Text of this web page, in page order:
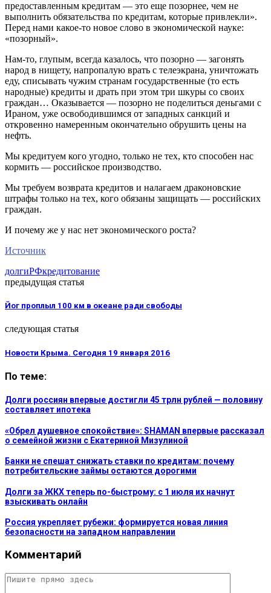
предоставленным кредитам — это еще позорнее, чем не
выполнить обязательства по кредитам, которые привлекли».
Перед нами какое-то новое слово в экономической науке:
«позорный».
Нам-то, глупым, всегда казалось, что позорно — загонять
народ в нищету, напропалую врать с телеэкрана, уничтожать
еду, списывать чужим странам государственные (то есть
народные) кредиты и драть при этом три шкуры со своих
граждан… Оказывается — позорно не поделиться деньгами с
Ираном, уже освободившимся от западных санкций и
откровенно намеренным окончательно обрушить цены на
нефть.
Мы кредитуем кого угодно, только не тех, кто способен нас
кормить — российское производство.
Мы требуем возврата кредитов и налагаем драконовские
штрафы только на тех, кого обязаны защищать — российских
граждан.
И почему же у нас нет экономического роста?
Источник
долгиРФкредитование
предыдущая статья
Йог проплыл 100 км в океане ради свободы
следующая статья
Новости Крыма. Сегодня 19 января 2016
По теме:
Долги россиян впервые достигли 45 трлн рублей — половину
составляет ипотека
«Обрел душевное спокойствие»: SHAMAN впервые рассказал
о семейной жизни с Екатериной Мизулиной
Банки не спешат снижать ставки по кредитам: почему
потребительские займы остаются дорогими
Долги за ЖКХ теперь по-быстрому: с 1 июля их начнут
взыскивать онлайн
Россия укрепляет рубежи: формируется новая линия
безопасности на западном направлении
Комментарий